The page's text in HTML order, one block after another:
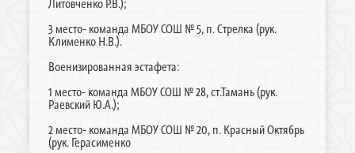
Литовченко Р.В.);
3 место- команда МБОУ СОШ № 5, п. Стрелка (рук.
Клименко Н.В.).
Военизированная эстафета:
1 место- команда МБОУ СОШ № 28, ст.Тамань (рук.
Раевский Ю.А.);
2 место- команда МБОУ СОШ № 20, п. Красный Октябрь
(рук. Герасименко